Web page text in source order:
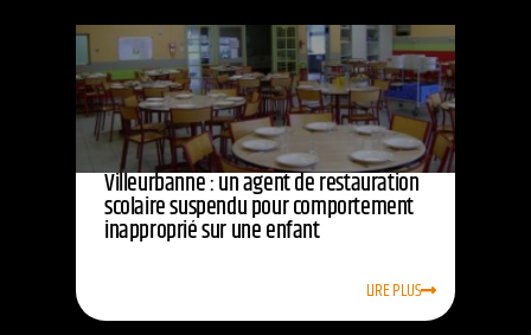
Villeurbanne : un agent de restauration
scolaire suspendu pour comportement
inapproprié sur une enfant
LIRE PLUS